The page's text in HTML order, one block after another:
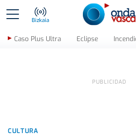
Bizkaia
Caso Plus Ultra Eclipse
CULTURA